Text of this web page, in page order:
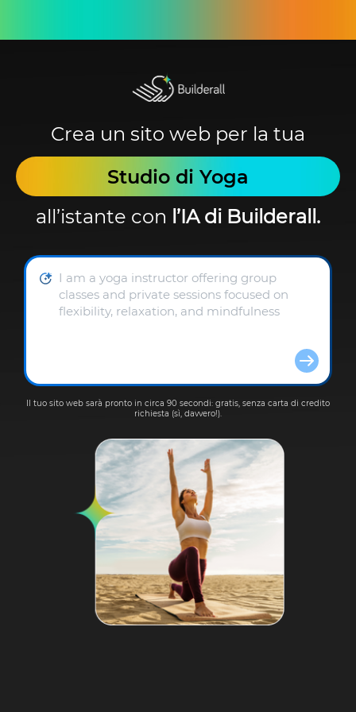
Crea un sito web per la tua
Studio di Yoga
all’istante con l’IA di Builderall.
Il tuo sito web sarà pronto in circa 90 secondi: gratis, senza carta di credito
richiesta (sì, davvero!).